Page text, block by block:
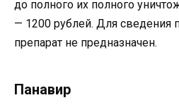
до полного их полного
— 1200 рублей. Для сведения
препарат не предназначен.
Панавир